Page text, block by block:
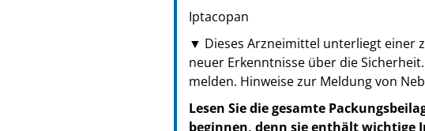
PPN: 111917639776
NTIN: 04150191763973
PZN: 19176405
PPN: 111917640570
NTIN: 04150191764055
Iptacopan
▼ Dieses Arzneimittel unterliegt einer
neuer Erkenntnisse über die
melden. Hinweise zur Meldung von
Lesen Sie die gesamte
beginnen, denn sie enthält wichtige